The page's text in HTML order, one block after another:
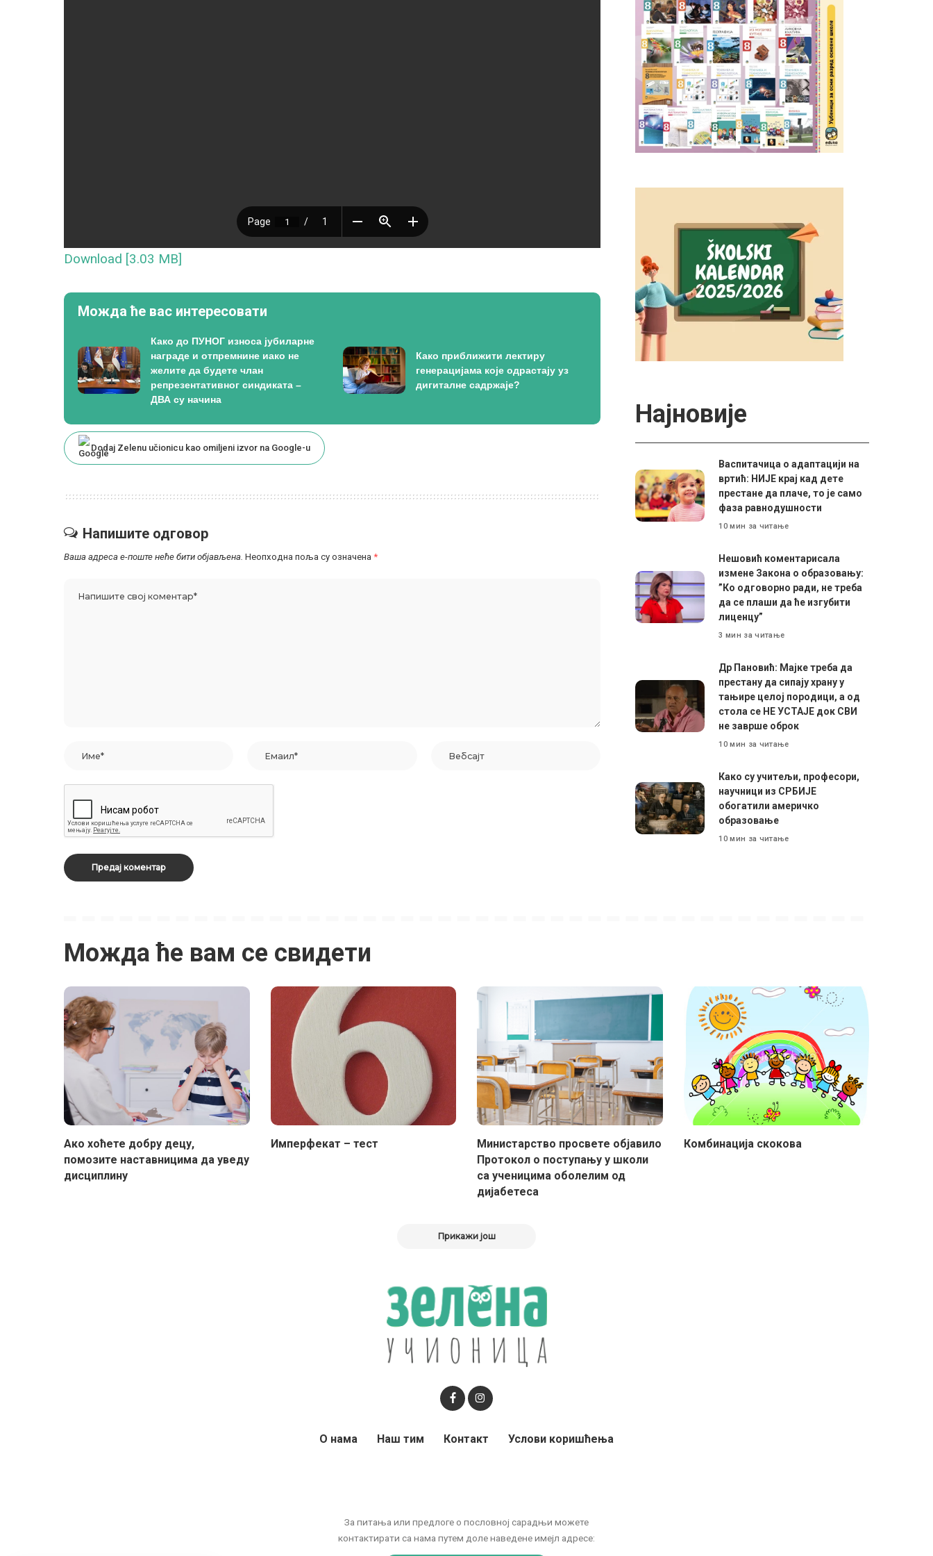
Download [3.03 MB]
Можда ће вас интересовати
Како до ПУНОГ износа јубиларне
награде и отпремнине иако не
желите да будете члан
репрезентативног синдиката –
ДВА су начина
Како приближити лектиру
генерацијама које одрастају уз
дигиталне садржаје?
Dodaj Zelenu učionicu kao omiljeni izvor na Google-u
Напишите одговор
Ваша адреса е-поште неће бити објављена. Неопходна поља су означена *
Најновије
Васпитачица о адаптацији на
вртић: НИЈЕ крај кад дете
престане да плаче, то је само
фаза равнодушности
10 мин за читање
Нешовић коментарисала
измене Закона о образовању:
”Ко одговорно ради, не треба
да се плаши да ће изгубити
лиценцу”
3 мин за читање
Др Пановић: Мајке треба да
престану да сипају храну у
тањире целој породици, а од
стола се НЕ УСТАЈЕ док СВИ
не заврше оброк
10 мин за читање
Како су учитељи, професори,
научници из СРБИЈЕ
обогатили америчко
образовање
10 мин за читање
Можда ће вам се свидети
Ако хоћете добру децу,
помозите наставницима да уведу
дисциплину
Имперфекат – тест
Министарство просвете објавило
Протокол о поступању у школи
са ученицима оболелим од
дијабетеса
Комбинација скокова
Прикажи још
За питања или предлоге о пословној сарадњи можете
контактирати са нама путем доле наведене имејл адресе:
О нама Наш тим Контакт Услови коришћења